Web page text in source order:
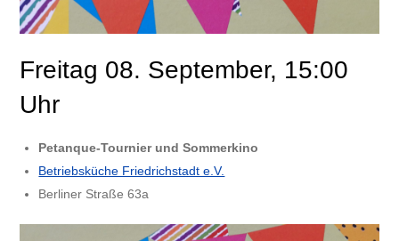
Freitag 08. September, 15:00
Uhr
Petanque-Tournier und Sommerkino
Betriebsküche Friedrichstadt e.V.
Berliner Straße 63a